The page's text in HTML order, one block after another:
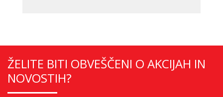
ŽELITE BITI OBVEŠČENI O AKCIJAH IN
NOVOSTIH?